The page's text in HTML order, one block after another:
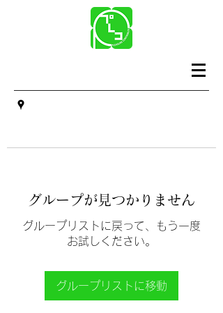
グループが見つかりません
グループリストに戻って、もう一度
お試しください。
グループリストに移動